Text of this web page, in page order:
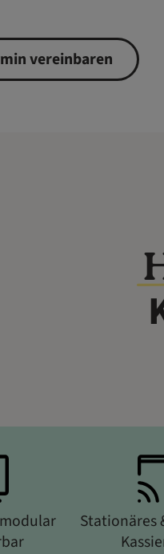
vereinbaren
Stationäres